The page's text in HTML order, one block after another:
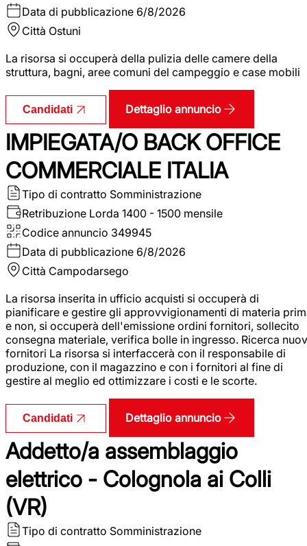
Data di pubblicazione 6/8/2026
Città Ostuni
La risorsa si occuperà della pulizia delle camere della
struttura, bagni, aree comuni del campeggio e case mobili
Candidati Dettaglio annuncio
IMPIEGATA/O BACK OFFICE
COMMERCIALE ITALIA
Tipo di contratto Somministrazione
Retribuzione Lorda 1400 - 1500 mensile
Codice annuncio 349945
Data di pubblicazione 6/8/2026
Città Campodarsego
La risorsa inserita in ufficio acquisti si occuperà di
pianificare e gestire gli approvvigionamenti di materia
e non, si occuperà dell'emissione ordini fornitori, sollecito
consegna materiale, verifica bolle in ingresso. Ricerca
fornitori La risorsa si interfaccerà con il responsabile di
produzione, con il magazzino e con i fornitori al fine di
gestire al meglio ed ottimizzare i costi e le scorte.
Candidati Dettaglio annuncio
Addetto/a assemblaggio
elettrico - Colognola ai Colli
(VR)
Tipo di contratto Somministrazione